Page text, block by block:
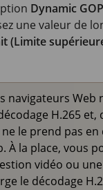
Dynamic
une valeur de
(Limite
navigateurs Web
H.265 et,
le prend pas en
À la place, vous
vidéo ou
le décodage